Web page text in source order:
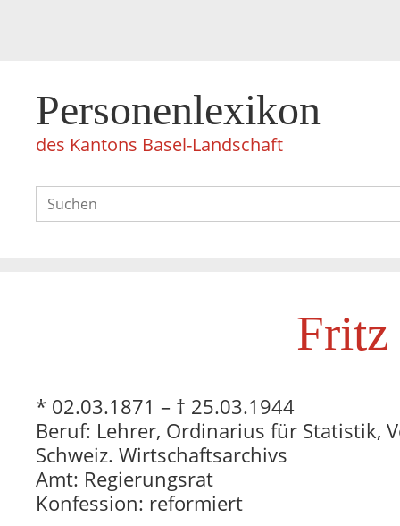
Personenlexikon
des Kantons Basel-Landschaft
Fritz
* 02.03.1871 – † 25.03.1944
Beruf: Lehrer, Ordinarius für Statistik,
Schweiz. Wirtschaftsarchivs
Amt: Regierungsrat
Konfession: reformiert